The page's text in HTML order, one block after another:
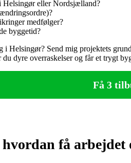
Helsingør eller Nordsjælland?
medfølger?
byggetid?
Helsingør? Send mig projektets
dyre overraskelser og får et trygt
Få 3
få